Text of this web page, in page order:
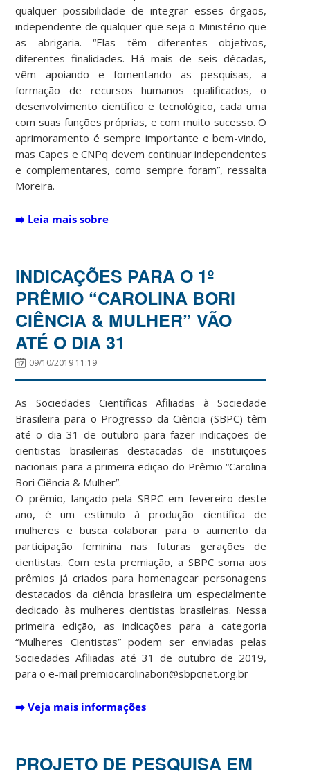
qualquer possibilidade de integrar esses órgãos,
independente de qualquer que seja o Ministério que
as abrigaria. “Elas têm diferentes objetivos,
diferentes finalidades. Há mais de seis décadas,
vêm apoiando e fomentando as pesquisas, a
formação de recursos humanos qualificados, o
desenvolvimento científico e tecnológico, cada uma
com suas funções próprias, e com muito sucesso. O
aprimoramento é sempre importante e bem-vindo,
mas Capes e CNPq devem continuar independentes
e complementares, como sempre foram”, ressalta
Moreira.
➡️ Leia mais sobre
INDICAÇÕES PARA O 1º
PRÊMIO “CAROLINA BORI
CIÊNCIA & MULHER” VÃO
ATÉ O DIA 31
09/10/2019 11:19
As Sociedades Científicas Afiliadas à Sociedade
Brasileira para o Progresso da Ciência (SBPC) têm
até o dia 31 de outubro para fazer indicações de
cientistas brasileiras destacadas de instituições
nacionais para a primeira edição do Prêmio “Carolina
Bori Ciência & Mulher”.
O prêmio, lançado pela SBPC em fevereiro deste
ano, é um estímulo à produção científica de
mulheres e busca colaborar para o aumento da
participação feminina nas futuras gerações de
cientistas. Com esta premiação, a SBPC soma aos
prêmios já criados para homenagear personagens
destacados da ciência brasileira um especialmente
dedicado às mulheres cientistas brasileiras. Nessa
primeira edição, as indicações para a categoria
“Mulheres Cientistas” podem ser enviadas pelas
Sociedades Afiliadas até 31 de outubro de 2019,
para o e-mail premiocarolinabori@sbpcnet.org.br
➡️ Veja mais informações
PROJETO DE PESQUISA EM